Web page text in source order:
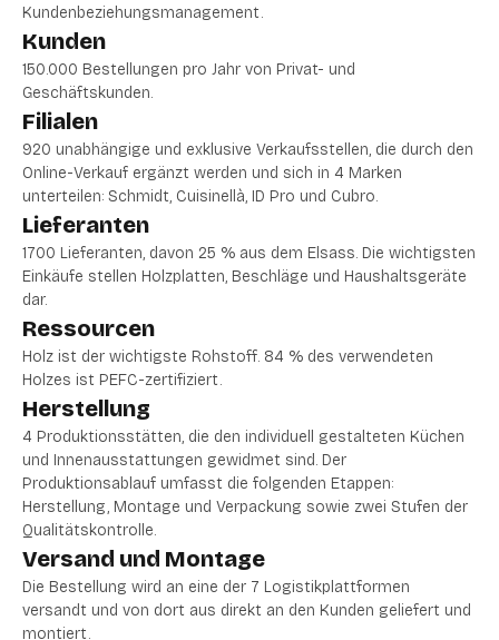
Kundenbeziehungsmanagement.
Kunden
150.000 Bestellungen pro Jahr von Privat- und
Geschäftskunden.
Filialen
920 unabhängige und exklusive Verkaufsstellen, die durch den
Online-Verkauf ergänzt werden und sich in 4 Marken
unterteilen: Schmidt, Cuisinellà, ID Pro und Cubro.
Lieferanten
1700 Lieferanten, davon 25 % aus dem Elsass. Die wichtigsten
Einkäufe stellen Holzplatten, Beschläge und Haushaltsgeräte
dar.
Ressourcen
Holz ist der wichtigste Rohstoff. 84 % des verwendeten
Holzes ist PEFC-zertifiziert.
Herstellung
4 Produktionsstätten, die den individuell gestalteten Küchen
und Innenausstattungen gewidmet sind. Der
Produktionsablauf umfasst die folgenden Etappen:
Herstellung, Montage und Verpackung sowie zwei Stufen der
Qualitätskontrolle.
Versand und Montage
Die Bestellung wird an eine der 7 Logistikplattformen
versandt und von dort aus direkt an den Kunden geliefert und
montiert.